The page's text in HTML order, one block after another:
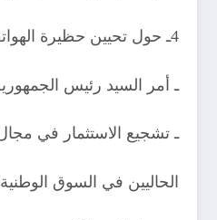
4ـ حول تحيين حظيرة الهواتف الذكية:
ـ أمر السيد رئيس
ـ تشجيع الاستثمار في
الحاليين في السوق